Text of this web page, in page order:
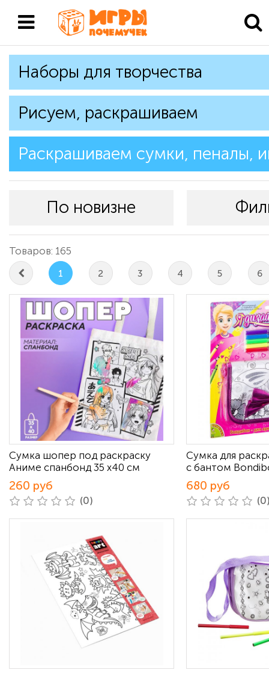
Наборы для творчества
Рисуем, раскрашиваем
Раскрашиваем сумки, пеналы,
По новизне
Товаров: 165
1 2 3 4 5 6
Сумка шопер под раскраску
Аниме спанбонд 35 х40 см
260 руб
(0)
Сумка для
с бантом
680 руб